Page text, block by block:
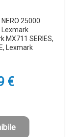
25000
Lexmark
MX711 SERIES,
Lexmark
€.
€Il
è:
430,39 €.